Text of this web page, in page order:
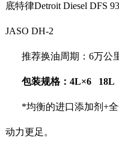
底特律Detroit Diesel DFS
JASO DH-2
推荐换油周期：6万公
包装规格：4L×6 18L
*均衡的进口添加剂+
动力更足。